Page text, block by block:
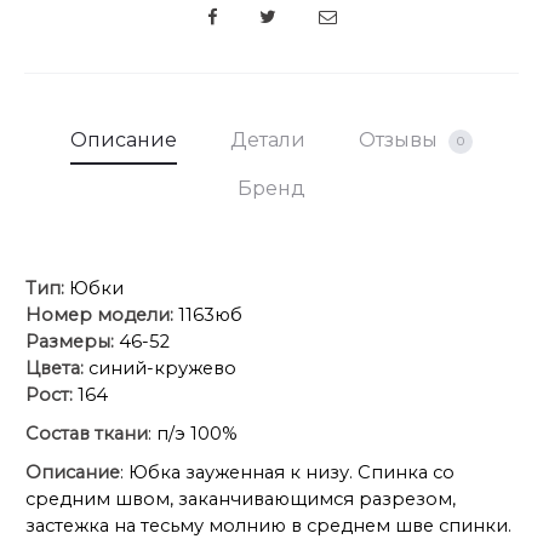
SHARE
Описание Детали Отзывы 0
Бренд
Тип: Юбки
Номер модели: 1163юб
Размеры: 46-52
Цвета: синий-кружево
Рост: 164
Состав ткани: п/э 100%
Описание: Юбка зауженная к низу. Спинка со
средним швом, заканчивающимся разрезом,
застежка на тесьму молнию в среднем шве спинки.